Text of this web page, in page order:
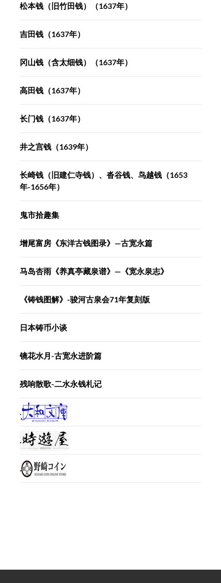
松本钱（旧竹田钱）（1637年）
吉田钱（1637年）
冈山钱（含太细钱）（1637年）
高田钱（1637年）
长门钱（1637年）
井之宫钱（1639年）
长崎钱（旧建仁寺钱）、沓谷钱、鸟越钱（1653
年-1656年）
鬼市拾趣集
增尾富房《东洋古钱图录》—古宽永篇
马岛杏雨《养真亭藏泉谱》—《宽永泉志》
《铸钱图解》-骏河古泉会71年复刻版
日本铸币小谈
镜花水月-古宽永进阶篇
残响散歌-二水永钱札记
.
.